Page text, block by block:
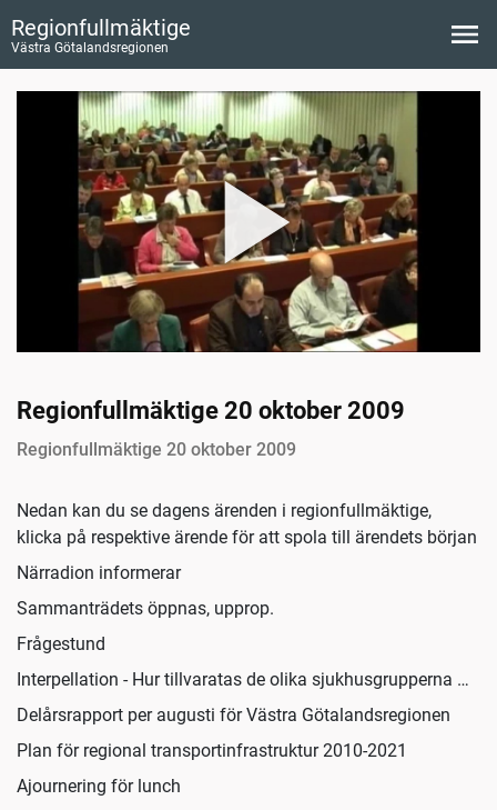
Regionfullmäktige
Västra Götalandsregionen
Regionfullmäktige 20 oktober 2009
Regionfullmäktige 20 oktober 2009
Nedan kan du se dagens ärenden i regionfullmäktige,
klicka på respektive ärende för att spola till ärendets början
Närradion informerar
Sammanträdets öppnas, upprop.
Frågestund
Interpellation - Hur tillvaratas de olika sjukhusgrupperna …
Delårsrapport per augusti för Västra Götalandsregionen
Plan för regional transportinfrastruktur 2010-2021
Ajournering för lunch